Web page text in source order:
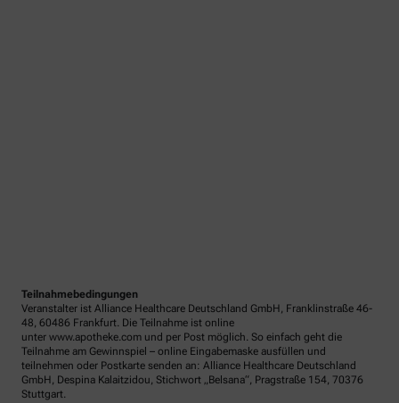
Teilnahmebedingungen
Veranstalter ist Alliance Healthcare Deutschland GmbH, Franklinstraße 46-
48, 60486 Frankfurt. Die Teilnahme ist online
unter www.apotheke.com und per Post möglich. So einfach geht die
Teilnahme am Gewinnspiel – online Eingabemaske ausfüllen und
teilnehmen oder Postkarte senden an: Alliance Healthcare Deutschland
GmbH, Despina Kalaitzidou, Stichwort „Belsana“, Pragstraße 154, 70376
Stuttgart.